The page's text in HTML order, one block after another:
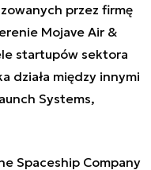
przez firmę
Mojave Air &
startupów sektora
działa między innymi
Systems,
Spaceship Company